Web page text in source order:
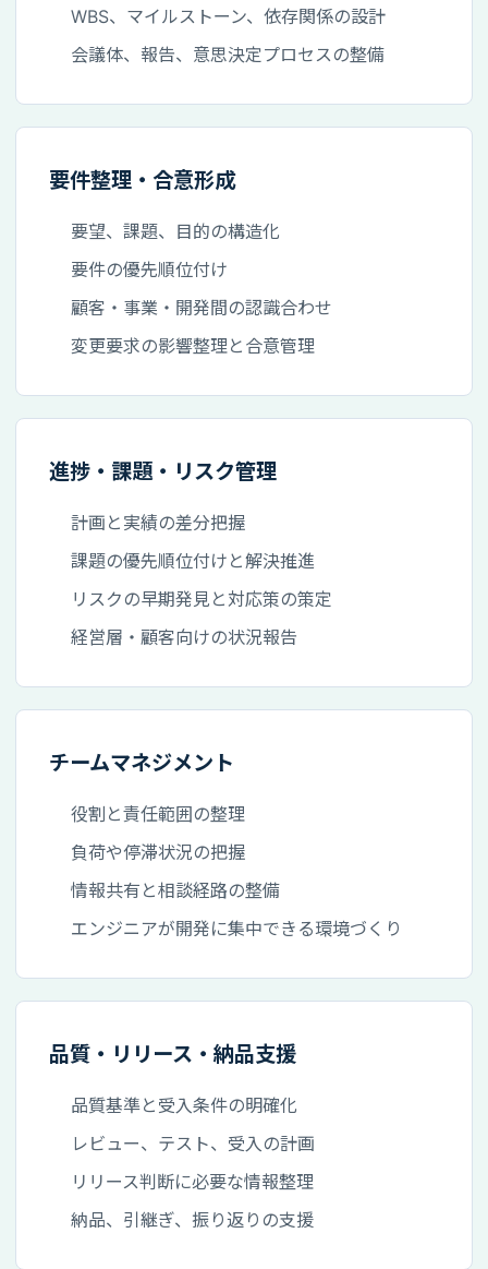
WBS、マイルストーン、依存関係の設計
会議体、報告、意思決定プロセスの整備
要件整理・合意形成
要望、課題、目的の構造化
要件の優先順位付け
顧客・事業・開発間の認識合わせ
変更要求の影響整理と合意管理
進捗・課題・リスク管理
計画と実績の差分把握
課題の優先順位付けと解決推進
リスクの早期発見と対応策の策定
経営層・顧客向けの状況報告
チームマネジメント
役割と責任範囲の整理
負荷や停滞状況の把握
情報共有と相談経路の整備
エンジニアが開発に集中できる環境づくり
品質・リリース・納品支援
品質基準と受入条件の明確化
レビュー、テスト、受入の計画
リリース判断に必要な情報整理
納品、引継ぎ、振り返りの支援